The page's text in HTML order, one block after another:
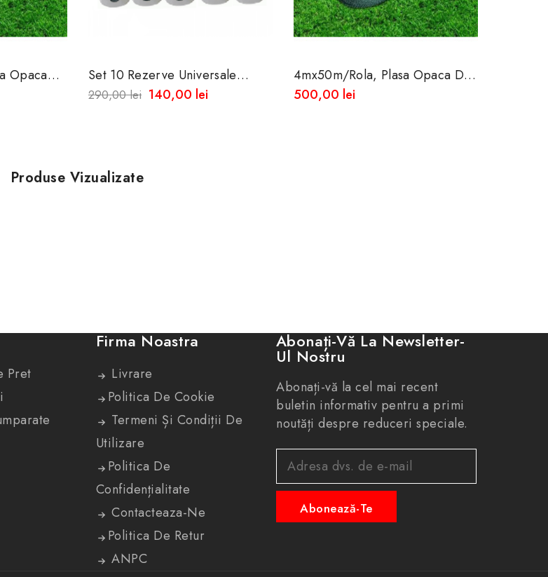
Opaca
Set 10 Rezerve Universale
Pentru Filtrul De Apa
290,00 lei 140,00 lei
4mx50m/rola, Plasa Opaca De
Umbrire 85%
500,00 lei
Produse Vizualizate
Pret
Firma Noastra
Livrare
Politica De Cookie
Termeni Și Condiții De
Utilizare
Politica De
Confidențialitate
Contacteaza-Ne
Politica De Retur
ANPC
Abonați-Vă La Newsletter-
Ul Nostru
Abonați-vă la cel mai recent
buletin informativ pentru a primi
noutăți despre reduceri speciale.